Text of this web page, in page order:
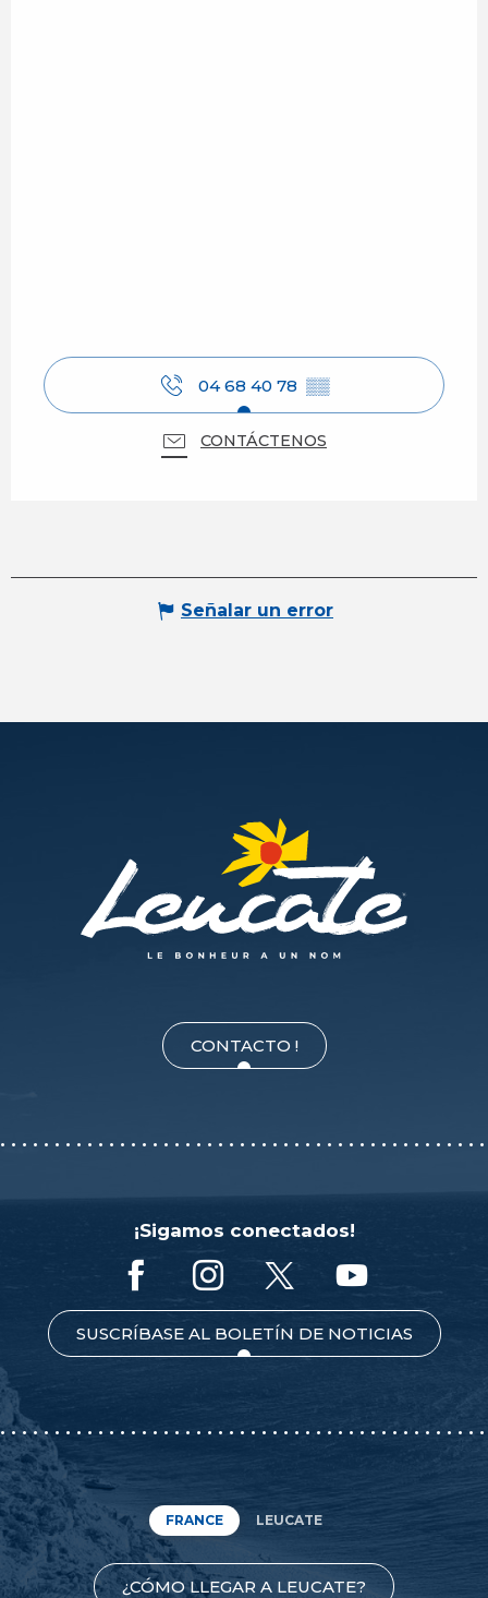
04 68 40 78 ▒▒
CONTÁCTENOS
Señalar un error
CONTACTO !
¡Sigamos conectados!
SUSCRÍBASE AL BOLETÍN DE NOTICIAS
FRANCE LEUCATE
¿CÓMO LLEGAR A LEUCATE?